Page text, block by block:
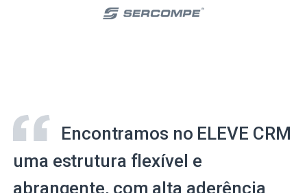
Encontramos no ELEVE CRM
uma estrutura flexível e
abrangente, com alta aderência